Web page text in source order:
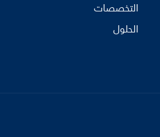
التخصصات
الحلول